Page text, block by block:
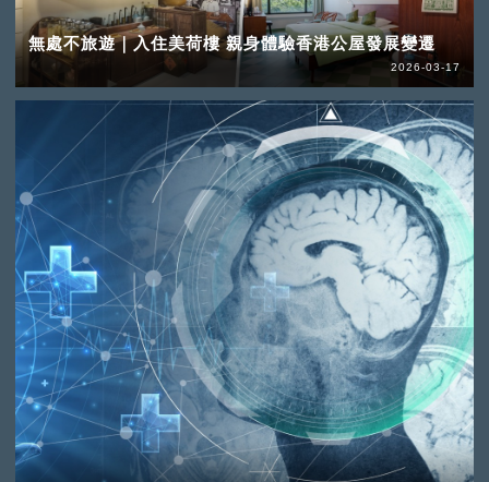
無處不旅遊｜入住美荷樓 親身體驗香港公屋發展變遷
2026-03-17